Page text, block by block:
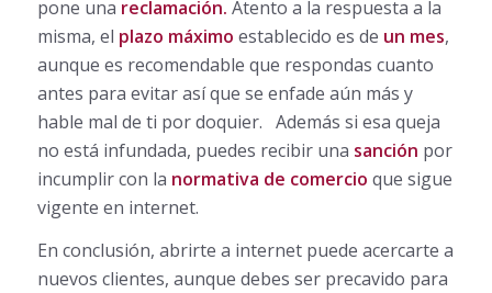
pone una reclamación. Atento a la respuesta a la
misma, el plazo máximo establecido es de un mes,
aunque es recomendable que respondas cuanto
antes para evitar así que se enfade aún más y
hable mal de ti por doquier. Además si esa queja
no está infundada, puedes recibir una sanción por
incumplir con la normativa de comercio que sigue
vigente en internet.
En conclusión, abrirte a internet puede acercarte a
nuevos clientes, aunque debes ser precavido para